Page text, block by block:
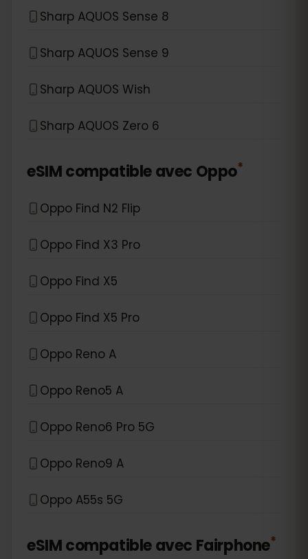
Sharp AQUOS Sense 8
Sharp AQUOS Sense 9
Sharp AQUOS Wish
Sharp AQUOS Zero 6
eSIM compatible avec Oppo*
Oppo Find N2 Flip
Oppo Find X3 Pro
Oppo Find X5
Oppo Find X5 Pro
Oppo Reno A
Oppo Reno5 A
Oppo Reno6 Pro 5G
Oppo Reno9 A
Oppo A55s 5G
eSIM compatible avec Fairphone*